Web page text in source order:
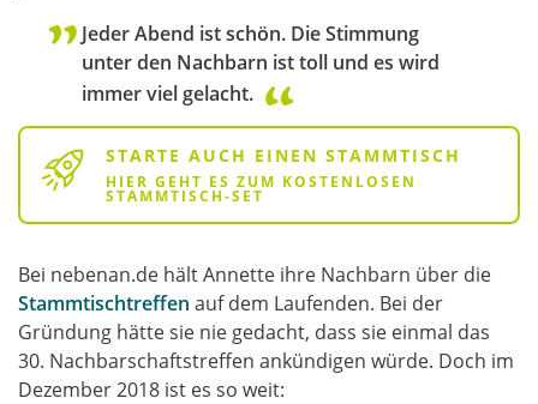
Jeder Abend ist schön. Die Stimmung
unter den Nachbarn ist toll und es wird
immer viel gelacht.
STARTE AUCH EINEN STAMMTISCH
HIER GEHT ES ZUM KOSTENLOSEN
STAMMTISCH-SET
Bei nebenan.de hält Annette ihre Nachbarn über die
Stammtischtreffen auf dem Laufenden. Bei der
Gründung hätte sie nie gedacht, dass sie einmal das
30. Nachbarschaftstreffen ankündigen würde. Doch im
Dezember 2018 ist es so weit: